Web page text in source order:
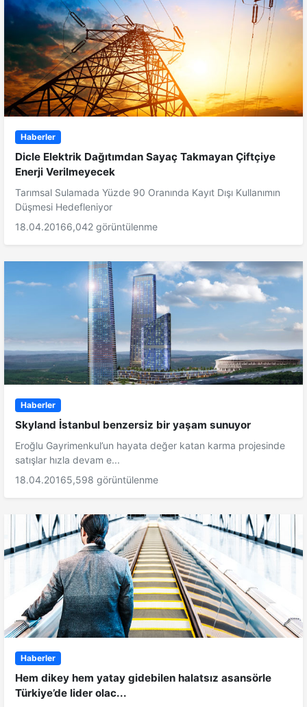
Haberler
Dicle Elektrik Dağıtımdan Sayaç Takmayan Çiftçiye
Enerji Verilmeyecek
Tarımsal Sulamada Yüzde 90 Oranında Kayıt Dışı Kullanımın
Düşmesi Hedefleniyor
18.04.20166,042 görüntülenme
Haberler
Skyland İstanbul benzersiz bir yaşam sunuyor
Eroğlu Gayrimenkul’un hayata değer katan karma projesinde
satışlar hızla devam e...
18.04.20165,598 görüntülenme
Haberler
Hem dikey hem yatay gidebilen halatsız asansörle
Türkiye’de lider olac...